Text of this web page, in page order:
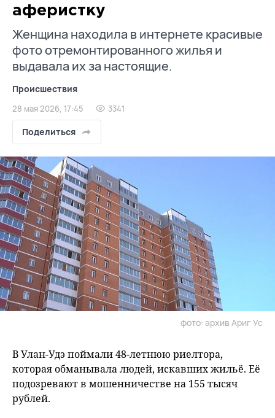
аферистку
Женщина находила в интернете красивые
фото отремонтированного жилья и
выдавала их за настоящие.
Происшествия
28 мая 2026, 17:45 3341
Поделиться
фото: архив Ариг Ус
В Улан-Удэ поймали 48-летнюю риелтора,
которая обманывала людей, искавших жильё. Её
подозревают в мошенничестве на 155 тысяч
рублей.